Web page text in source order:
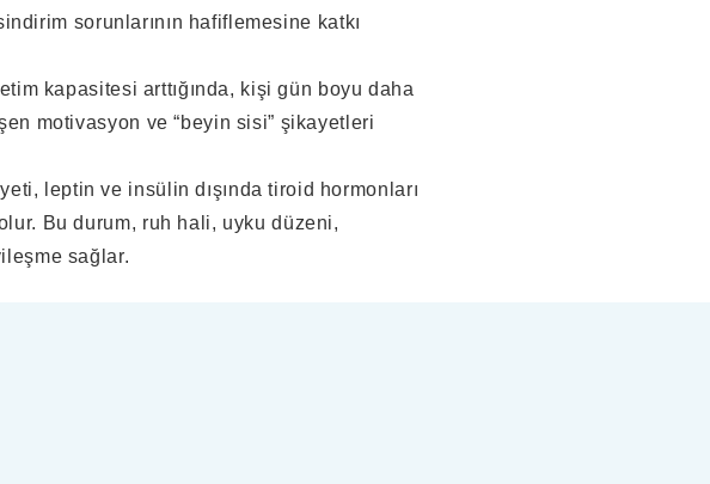
sorunlarının hafiflemesine katkı
kapasitesi arttığında, kişi gün boyu daha
motivasyon ve “beyin sisi” şikayetleri
leptin ve insülin dışında tiroid hormonları
Bu durum, ruh hali, uyku düzeni,
sağlar.